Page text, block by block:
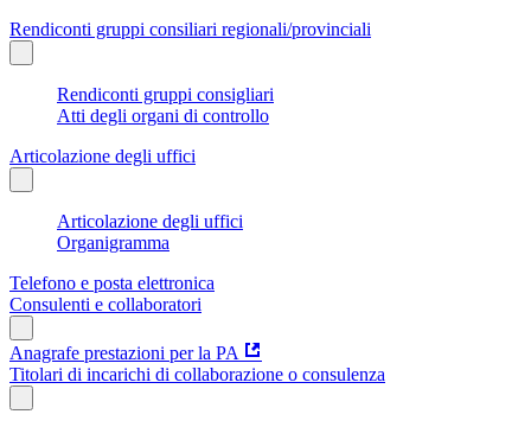
Rendiconti gruppi consiliari regionali/provinciali
Rendiconti gruppi consigliari
Atti degli organi di controllo
Articolazione degli uffici
Articolazione degli uffici
Organigramma
Telefono e posta elettronica
Consulenti e collaboratori
Anagrafe prestazioni per la PA
Titolari di incarichi di collaborazione o consulenza